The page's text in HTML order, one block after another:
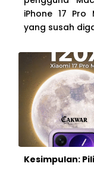
iPhone 17
yang susah
Kesimpulan: